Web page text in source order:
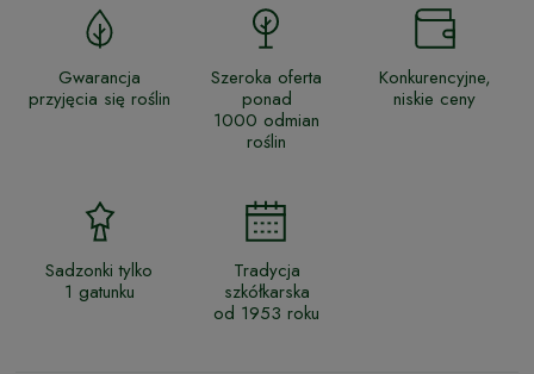
Gwarancja
przyjęcia się roślin
Szeroka oferta
ponad
1000 odmian
roślin
Konkurencyjne,
niskie ceny
Sadzonki tylko
1 gatunku
Tradycja
szkółkarska
od 1953 roku